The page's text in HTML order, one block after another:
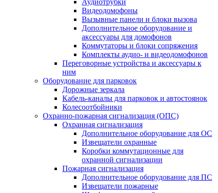
Аудиотрубки
Видеодомофоны
Вызывные панели и блоки вызова
Дополнительное оборудование и
аксессуары для домофонов
Коммутаторы и блоки сопряжения
Комплекты аудио- и видеодомофонов
Переговорные устройства и аксессуары к
ним
Оборудование для парковок
Дорожные зеркала
Кабель-каналы для парковок и автостоянок
Колесоотбойники
Охранно-пожарная сигнализация (ОПС)
Охранная сигнализация
Дополнительное оборудование для ОС
Извещатели охранные
Коробки коммутационные для
охранной сигнализации
Пожарная сигнализация
Дополнительное оборудование для ПС
Извещатели пожарные